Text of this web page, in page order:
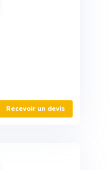
Recevoir un devis